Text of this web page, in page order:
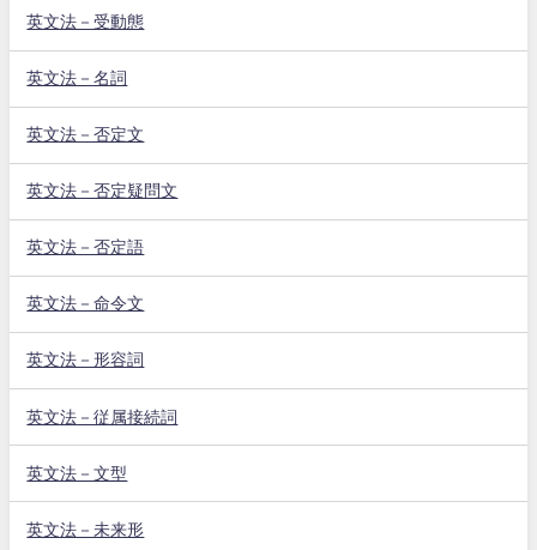
英文法－受動態
英文法－名詞
英文法－否定文
英文法－否定疑問文
英文法－否定語
英文法－命令文
英文法－形容詞
英文法－従属接続詞
英文法－文型
英文法－未来形